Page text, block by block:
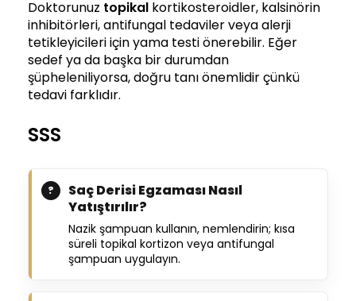
Doktorunuz topikal kortikosteroidler, kalsinörin
inhibitörleri, antifungal tedaviler veya alerji
tetikleyicileri için yama testi önerebilir. Eğer
sedef ya da başka bir durumdan
şüpheleniliyorsa, doğru tanı önemlidir çünkü
tedavi farklıdır.
SSS
Saç Derisi Egzaması Nasıl
Yatıştırılır?
Nazik şampuan kullanın, nemlendirin; kısa
süreli topikal kortizon veya antifungal
şampuan uygulayın.